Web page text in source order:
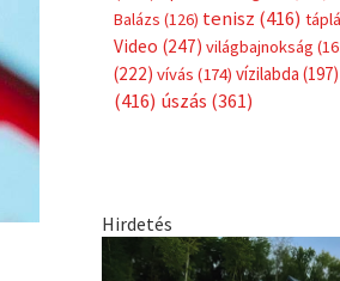
Címkék
asztalitenisz(130)atlétika (144)